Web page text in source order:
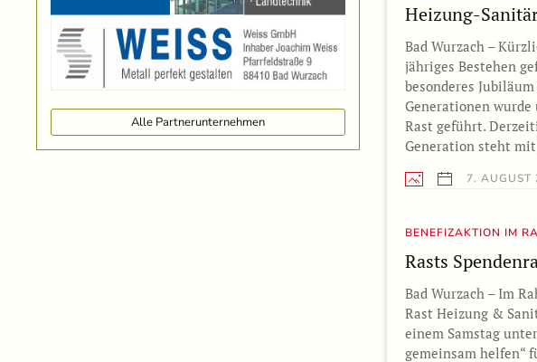
Heizung-
Bad Wurzach –
jähriges Bestehen
besonderes
Generationen
Rast geführt.
Generation steht
7. AUGUST
BENEFIZAKTION IM
Rasts
Bad Wurzach – Im
Rast Heizung &
einem Samstag
gemeinsam helfen“
Alle Partnerunternehmen